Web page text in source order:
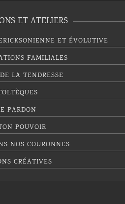
ET ATELIERS
ET ÉVOLUTIVE
FAMILIALES
LA TENDRESSE
PARDON
POUVOIR
NOS COURONNES
CRÉATIVES